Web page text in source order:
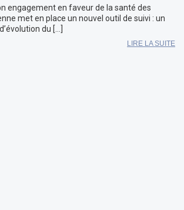
engagement en faveur de la santé des
met en place un nouvel outil de suivi : un
du […]
LIRE LA SUITE